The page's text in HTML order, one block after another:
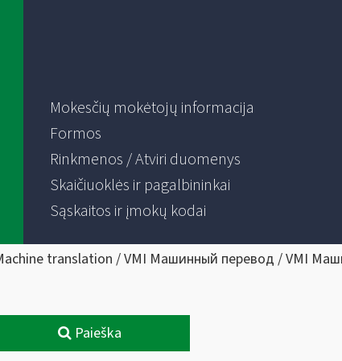
Mokesčių mokėtojų informacija
Formos
Rinkmenos / Atviri duomenys
Skaičiuoklės ir pagalbininkai
Sąskaitos ir įmokų kodai
translation / VMI Машинный перевод / VMI
Paieška